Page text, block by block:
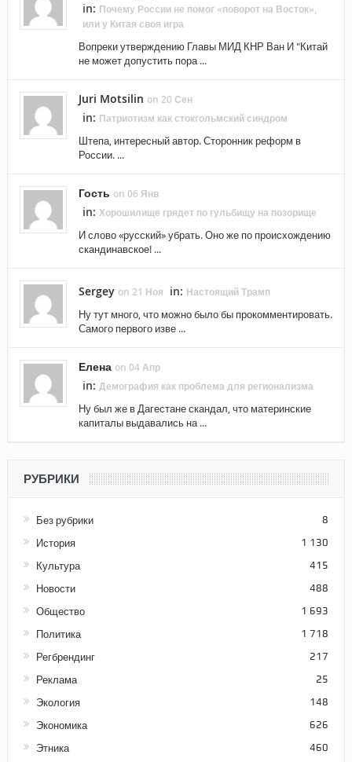
in: Почему России не помог «поворот на Восток»,
или у Китая своя игра
Вопреки утверждению Главы МИД КНР Ван И "Китай
не может допустить пора ...
Juri Motsilin on 20 Сен
in: Патриотизм как стокгольмский синдром
Штепа, интересный автор. Сторонник реформ в
России. ...
Гость on 06 Янв
in: Хорошилище грядет по гульбищу на позорище
И слово «русский» убрать. Оно же по происхождению
скандинавское! ...
Sergey on 21 Ноя in: Настоящий Трамп
Ну тут много, что можно было бы прокомментировать.
Самого первого изве ...
Елена on 04 Апр
in: Демография как проблема для регионализма
Ну был же в Дагестане скандал, что материнские
капиталы выдавались на ...
РУБРИКИ
Без рубрики 8
История 1 130
Культура 415
Новости 488
Общество 1 693
Политика 1 718
Регбрендинг 217
Реклама 25
Экология 148
Экономика 626
Этника 460